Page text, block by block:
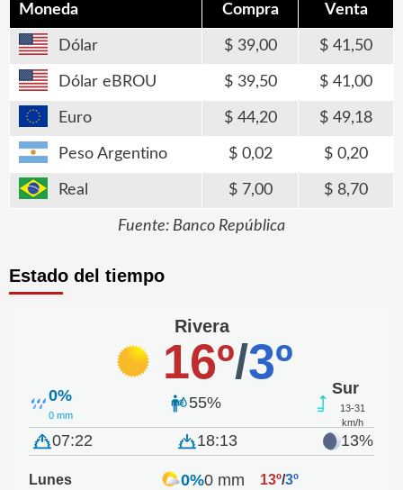
Moneda Compra Venta
Dólar 39,00 41,50
Dólar eBROU 39,50 41,00
Euro 44,20 49,18
Peso Argentino 0,02 0,20
Real 7,00 8,70
Fuente: Banco República
Estado del tiempo
Rivera
16º/3º
0%
0 mm
55%
Sur
13-31
km/h
07:22 18:13 13%
Lunes 0%0 mm 13º/3º